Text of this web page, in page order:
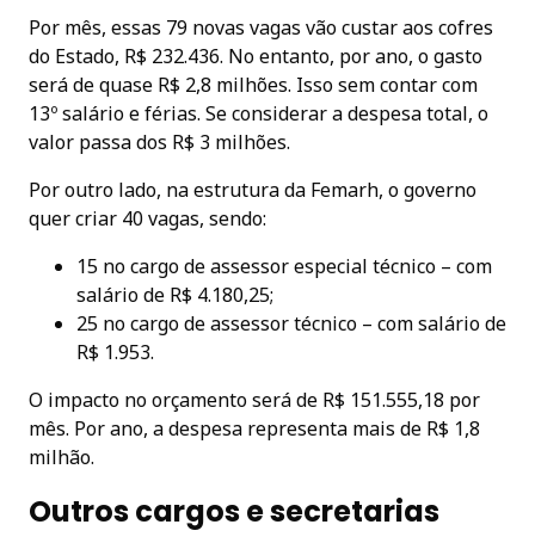
Por mês, essas 79 novas vagas vão custar aos cofres
do Estado, R$ 232.436. No entanto, por ano, o gasto
será de quase R$ 2,8 milhões. Isso sem contar com
13º salário e férias. Se considerar a despesa total, o
valor passa dos R$ 3 milhões.
Por outro lado, na estrutura da Femarh, o governo
quer criar 40 vagas, sendo:
15 no cargo de assessor especial técnico – com
salário de R$ 4.180,25;
25 no cargo de assessor técnico – com salário de
R$ 1.953.
O impacto no orçamento será de R$ 151.555,18 por
mês. Por ano, a despesa representa mais de R$ 1,8
milhão.
Outros cargos e secretarias